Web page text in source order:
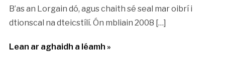
B’as an Lorgain dó, agus chaith sé seal mar oibrí i
dtionscal na dteicstílí. Ón mbliain 2008 […]
Lean ar aghaidh a léamh »